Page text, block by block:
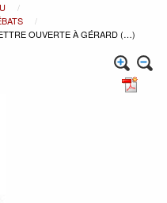
OUVERTE À GÉRARD (…)